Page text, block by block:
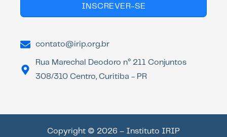
INSCREVER-SE
contato@irip.org.br
Rua Marechal Deodoro n° 211 Conjuntos
308/310 Centro, Curitiba - PR
Copyright © 2026 – Instituto IRIP